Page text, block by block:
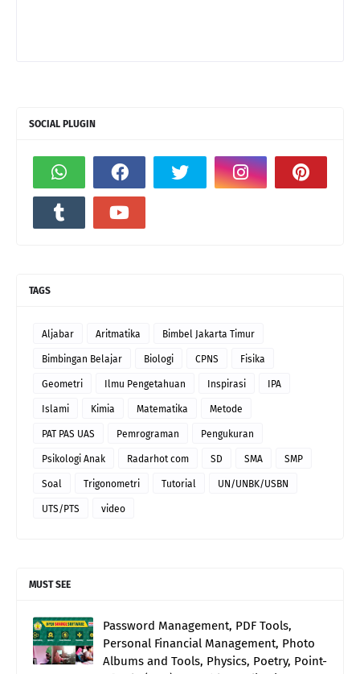
SOCIAL PLUGIN
TAGS
Aljabar Aritmatika Bimbel Jakarta Timur
Bimbingan Belajar Biologi CPNS Fisika
Geometri Ilmu Pengetahuan Inspirasi IPA
Islami Kimia Matematika Metode
PAT PAS UAS Pemrograman Pengukuran
Psikologi Anak Radarhot com SD SMA SMP
Soal Trigonometri Tutorial UN/UNBK/USBN
UTS/PTS video
MUST SEE
Password Management, PDF Tools,
Personal Financial Management, Photo
Albums and Tools, Physics, Poetry, Point-